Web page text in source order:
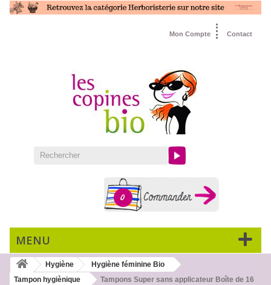
Contact
Mon Compte
0
MENU
Hygiène
Hygiène féminine Bio
Tampon hygiènique
Tampons Super sans applicateur Boîte de 16